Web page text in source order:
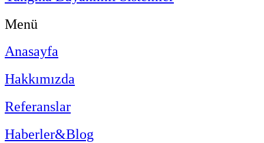
Menü
Anasayfa
Hakkımızda
Referanslar
Haberler&Blog